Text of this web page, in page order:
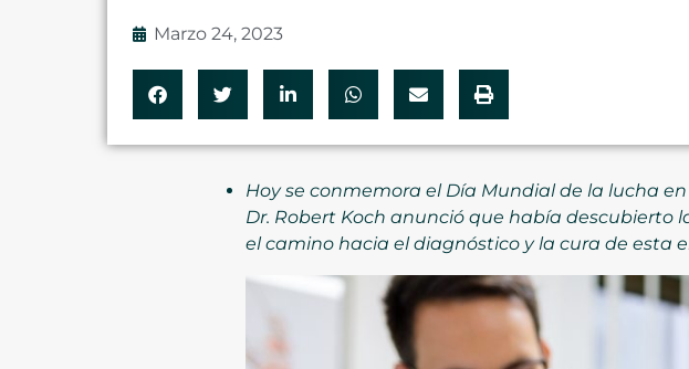
Marzo 24, 2023
Hoy se conmemora el Día Mundial de la lucha
Dr. Robert Koch anunció que había descubierto
el camino hacia el diagnóstico y la cura de esta